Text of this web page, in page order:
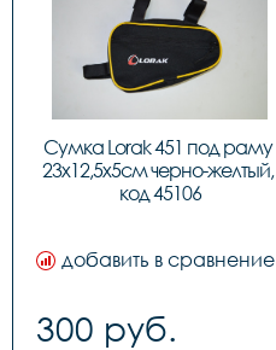
Сумка Lorak 451 под раму
23х12,5х5см черно-желтый,
код 45106
добавить в сравнение
300 руб.